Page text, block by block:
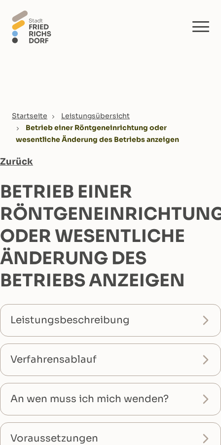
You are here:
Startseite
Leistungsübersicht
Betrieb einer Röntgeneinrichtung oder
wesentliche Änderung des Betriebs anzeigen
Zurück
BETRIEB EINER
ODER WESENTLICHE
ÄNDERUNG DES
BETRIEBS ANZEIGEN
Leistungsbeschreibung
Verfahrensablauf
An wen muss ich mich wenden?
Voraussetzungen